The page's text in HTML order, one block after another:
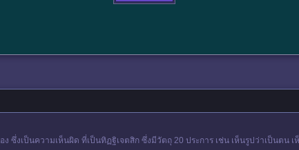
ซึ่งเป็นความเห็นผิด ที่เป็นทิฏฐิเจตสิก ซึ่งมีวัตถุ 20 ประการ เช่น เห็นรูปว่าเป็นตน